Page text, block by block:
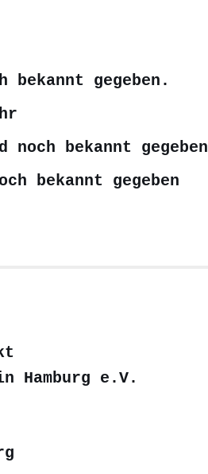
bekannt gegeben.
bekannt gegeben
bekannt gegeben
Hamburg e.V.